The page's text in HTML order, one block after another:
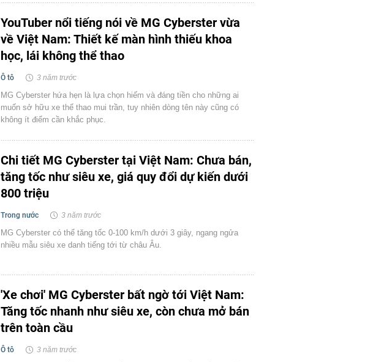
YouTuber nổi tiếng nói về MG Cyberster vừa
về Việt Nam: Thiết kế màn hình thiếu khoa
học, lái không thể thao
Ô tô 3 năm trước
MG Cyberster hứa hẹn là lựa chọn hiếm và đáng tiền cho những ai
muốn sở hữu xe thể thao mui trần, tuy nhiên dòng tên này cũng có
không ít điểm cần khắc phục.
Chi tiết MG Cyberster tại Việt Nam: Chưa bán,
tăng tốc như siêu xe, giá quy đổi dự kiến dưới
800 triệu
Trong nước 3 năm trước
MG Cyberster có thể tăng tốc 0-100 km/h dưới 3 giây, ngang ngửa
nhiều mẫu siêu xe danh tiếng tới từ châu Âu.
'Xe chơi' MG Cyberster bất ngờ tới Việt Nam:
Tăng tốc nhanh như siêu xe, còn chưa mở bán
trên toàn cầu
Ô tô 3 năm trước